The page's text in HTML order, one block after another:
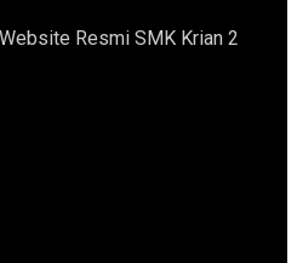
Resmi SMK Krian 2